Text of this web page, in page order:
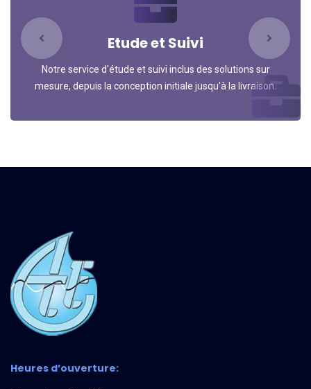
Etude et Suivi
Notre service d'étude et suivi inclus des solutions sur
mesure, depuis la conception initiale jusqu'à la livraison.
Heures d’ouverture: